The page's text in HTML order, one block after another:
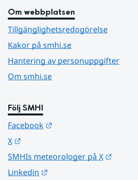
Om webbplatsen
Tillgänglighetsredogörelse
Kakor på smhi.se
Hantering av personuppgifter
Om smhi.se
Följ SMHI
Facebook
X
SMHIs meteorologer på X
Linkedin